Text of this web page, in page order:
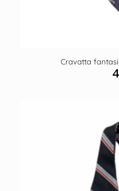
Cravatta